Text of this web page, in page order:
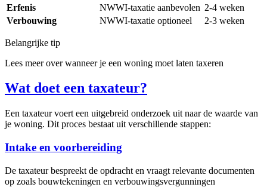
Erfenis
NWWI-taxatie aanbevolen 2-4 weken
Verbouwing
NWWI-taxatie optioneel 2-3 weken
Belangrijke tip
Lees meer over wanneer je een woning moet laten taxeren
Wat doet een taxateur?
Een taxateur voert een uitgebreid onderzoek uit naar de waarde van
je woning. Dit proces bestaat uit verschillende stappen:
Intake en voorbereiding
De taxateur bespreekt de opdracht en vraagt relevante documenten
op zoals bouwtekeningen en verbouwingsvergunningen